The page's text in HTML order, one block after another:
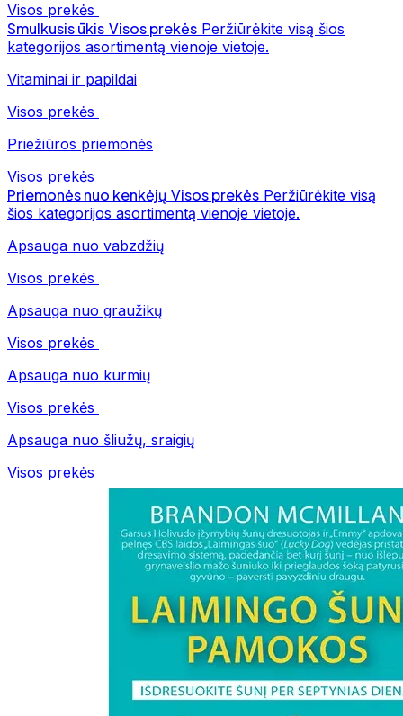
Visos prekės
Smulkusis ūkis Visos prekės Peržiūrėkite visą šios
kategorijos asortimentą vienoje vietoje.
Vitaminai ir papildai
Visos prekės
Priežiūros priemonės
Visos prekės
Priemonės nuo kenkėjų Visos prekės Peržiūrėkite visą
šios kategorijos asortimentą vienoje vietoje.
Apsauga nuo vabzdžių
Visos prekės
Apsauga nuo graužikų
Visos prekės
Apsauga nuo kurmių
Visos prekės
Apsauga nuo šliužų, sraigių
Visos prekės